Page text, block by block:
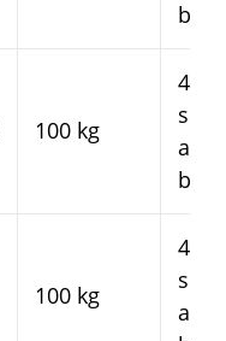
100 kg
4–7
100 kg
4–7